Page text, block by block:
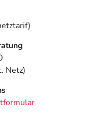
Netz)